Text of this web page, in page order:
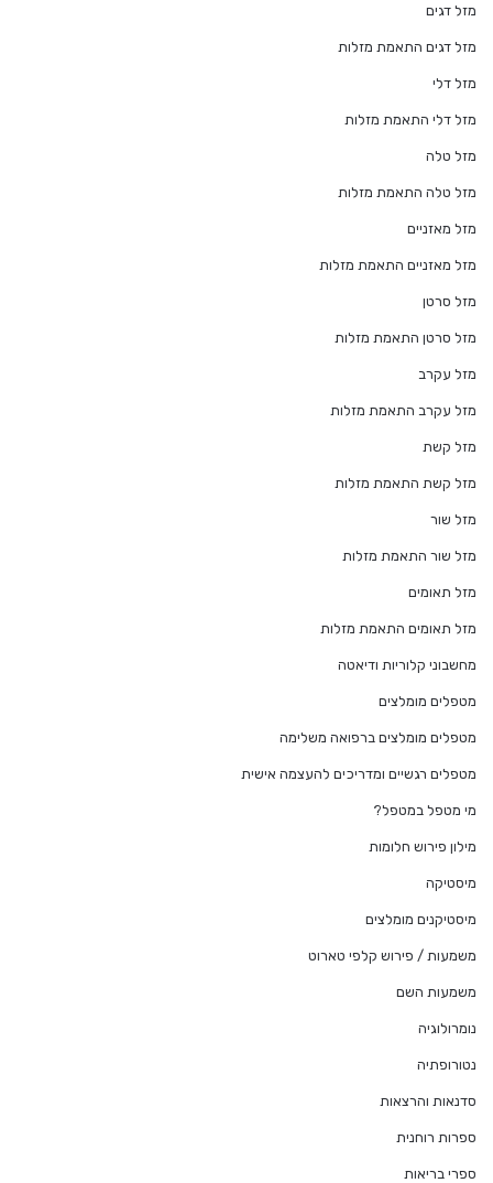
מזל דגים
מזל דגים התאמת מזלות
מזל דלי
מזל דלי התאמת מזלות
מזל טלה
מזל טלה התאמת מזלות
מזל מאזניים
מזל מאזניים התאמת מזלות
מזל סרטן
מזל סרטן התאמת מזלות
מזל עקרב
מזל עקרב התאמת מזלות
מזל קשת
מזל קשת התאמת מזלות
מזל שור
מזל שור התאמת מזלות
מזל תאומים
מזל תאומים התאמת מזלות
מחשבוני קלוריות ודיאטה
מטפלים מומלצים
מטפלים מומלצים ברפואה משלימה
מטפלים רגשיים ומדריכים להעצמה אישית
מי מטפל במטפל?
מילון פירוש חלומות
מיסטיקה
מיסטיקנים מומלצים
משמעות / פירוש קלפי טארוט
משמעות השם
נומרולוגיה
נטורופתיה
סדנאות והרצאות
ספרות רוחנית
ספרי בריאות